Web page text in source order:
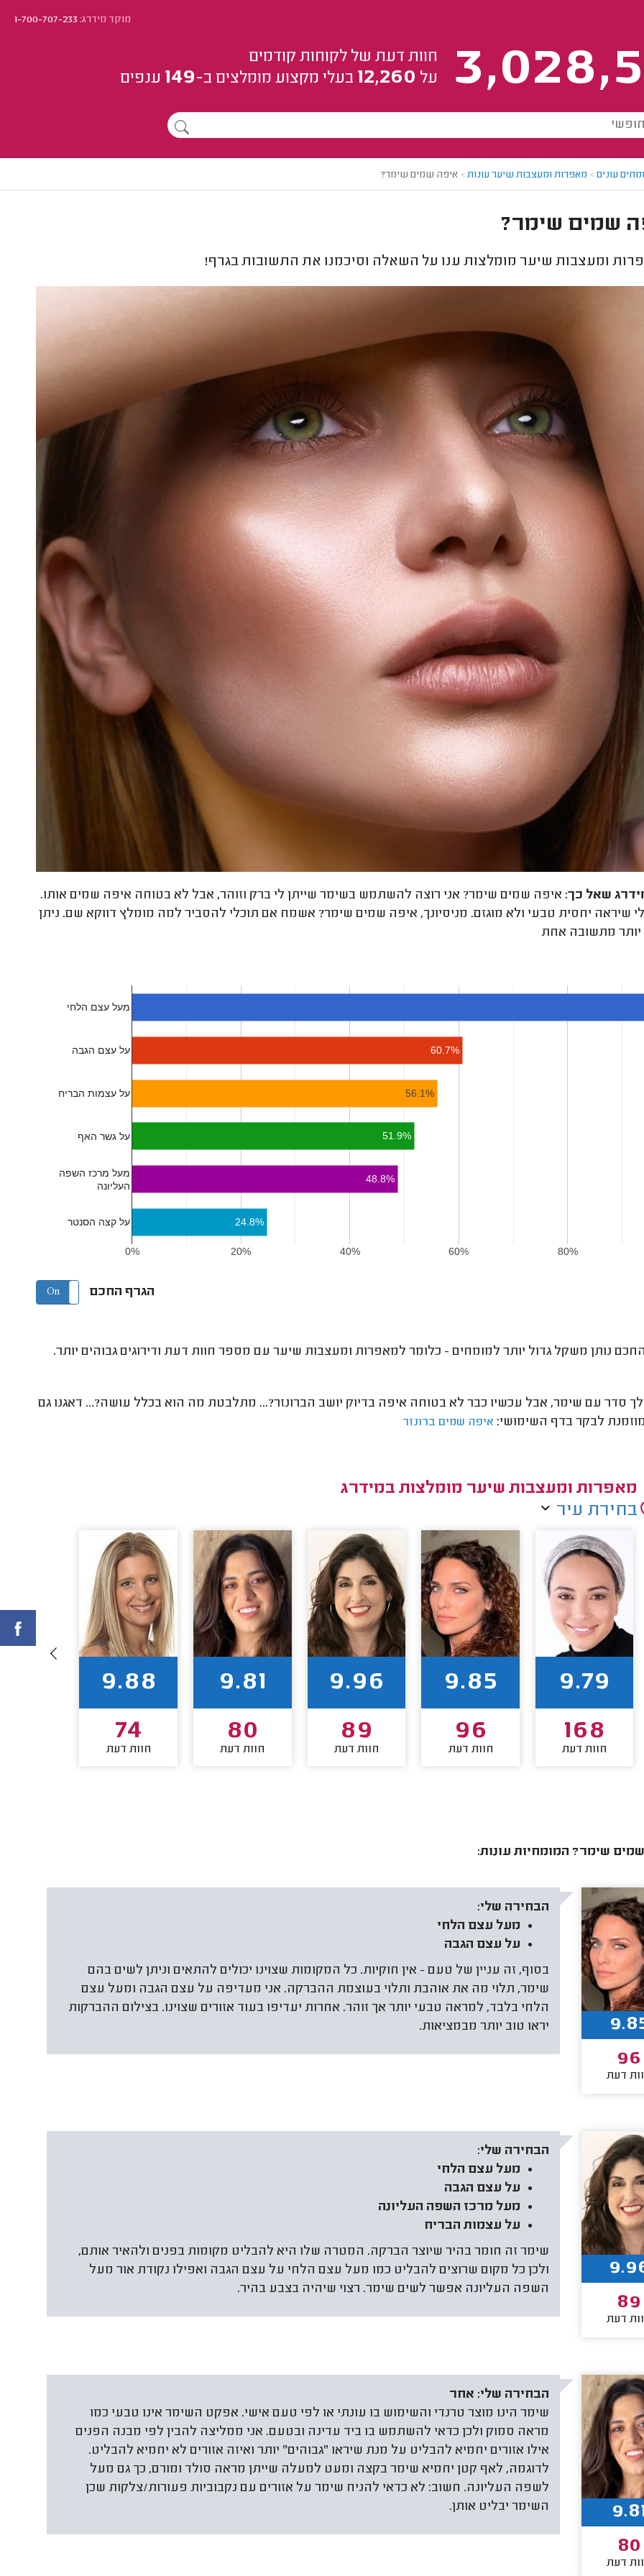
מוקד מידרג:1-700-707-233
חוות דעת של לקוחות קודמים
על 12,260 בעלי מקצוע מומלצים ב-149 ענפים
עונים> מאפרות ומעצבות שיער עונות> איפה שמים שימר?
שמים שימר?
ומעצבות שיער מומלצות ענו על השאלה וסיכמנו את התשובות בגרף!
שאל כך: איפה שמים שימר? אני רוצה להשתמש בשימר שייתן לי ברק וזוהר, אבל לא בטוחה איפה שמים אותו.
שיראה יחסית טבעי ולא מוגזם. מניסיונך, איפה שמים שימר? אשמח אם תוכלי להסביר למה מומלץ דווקא שם. ניתן
יותר מתשובה אחת
0% 20% 40% 60% 80%
מעל עצם הלחי
על עצם הגבה
על עצמות הבריח
על גשר האף
מעל מרכז השפה
העליונה
על קצה הסנטר
60.7%
56.1%
51.9%
48.8%
24.8%
הגרף החכם On Off
נותן משקל גדול יותר למומחים - כלומר למאפרות ומעצבות שיער עם מספר חוות דעת ודירוגים גבוהים יותר.
לך סדר עם שימר, אבל עכשיו כבר לא בטוחה איפה בדיוק יושב הברונזר?... מתלבטת מה הוא בכלל עושה?... דאגנו גם
לבקר בדף השימושי: איפה שמים ברונזר
מאפרות ומעצבות שיער מומלצות במידרג
בחירת עיר
9.79
168
חוות דעת
9.85
96
חוות דעת
9.96
89
חוות דעת
9.81
80
חוות דעת
9.88
74
חוות דעת
שימר? המומחיות עונות:
הבחירה שלי:
מעל עצם הלחי
על עצם הגבה
בסוף, זה עניין של טעם - אין חוקיות. כל המקומות שצוינו יכולים להתאים וניתן לשים בהם
שימר, תלוי מה את אוהבת ותלוי בעוצמת ההברקה. אני מעדיפה על עצם הגבה ומעל עצם
הלחי בלבד, למראה טבעי יותר אך זוהר. אחרות יעדיפו בעוד אזורים שצוינו. בצילום ההברקות
יראו טוב יותר מבמציאות.
96
דעת
הבחירה שלי:
מעל עצם הלחי
על עצם הגבה
מעל מרכז השפה העליונה
על עצמות הבריח
שימר זה חומר בהיר שיוצר הברקה. המטרה שלו היא להבליט מקומות בפנים ולהאיר אותם,
ולכן כל מקום שרוצים להבליט כמו מעל עצם הלחי על עצם הגבה ואפילו נקודת אור מעל
השפה העליונה אפשר לשים שימר. רצוי שיהיה בצבע בהיר.
89
דעת
הבחירה שלי: אחר
שימר הינו מוצר טרנדי והשימוש בו עונתי או לפי טעם אישי. אפקט השימר אינו טבעי כמו
מראה סמוק ולכן כדאי להשתמש בו ביד עדינה ובטעם. אני ממליצה להבין לפי מבנה הפנים
אילו אזורים יחמיא להבליט על מנת שיראו "גבוהים" יותר ואיזה אזורים לא יחמיא להבליט.
לדוגמה, לאף קטן יחמיא שימר בקצה ומעט למעלה שייתן מראה סולד ומורם, כך גם מעל
לשפה העליונה. חשוב: לא כדאי להניח שימר על אזורים עם נקבוביות פעורות/צלקות שכן
השימר יבליט אותן.
80
דעת